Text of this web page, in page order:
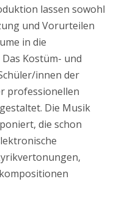
lassen sowohl
und Vorurteilen
in die
Kostüm- und
innen der
professionellen
Die Musik
die schon